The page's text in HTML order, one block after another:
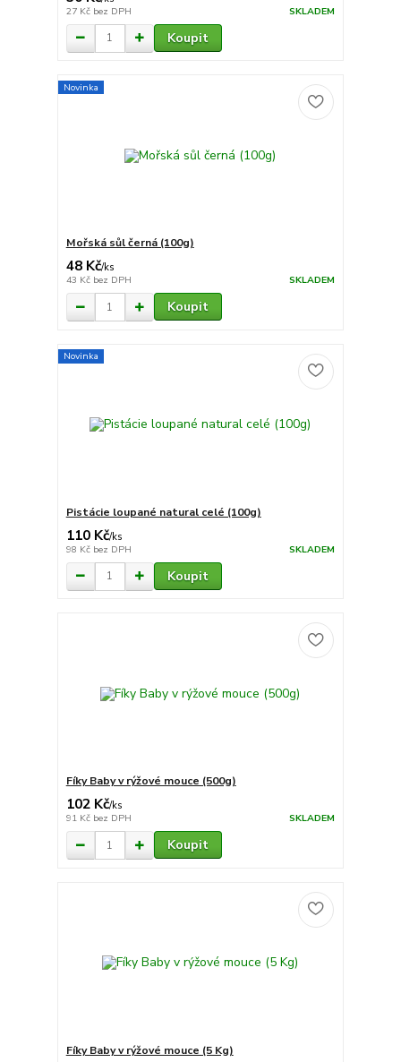
27 Kč bez DPH SKLADEM
Koupit
Novinka
Mořská sůl černá (100g)
48 Kč/ks
43 Kč bez DPH SKLADEM
Koupit
Novinka
Pistácie loupané natural celé (100g)
110 Kč/ks
98 Kč bez DPH SKLADEM
Koupit
Fíky Baby v rýžové mouce (500g)
102 Kč/ks
91 Kč bez DPH SKLADEM
Koupit
Fíky Baby v rýžové mouce (5 Kg)